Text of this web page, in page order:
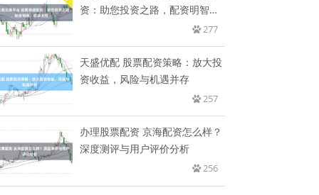
资：助您投资之路，配资明智，
277
天盛优配 股票配资策略：放大投
资收益，风险与机遇并存
257
办理股票配资 京海配资怎么样？
深度测评与用户评价分析
256